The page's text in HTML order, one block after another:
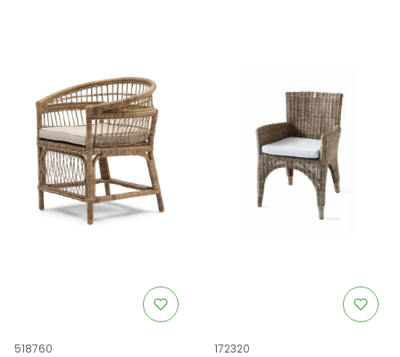
Kod produktu
518760 Kod produktu
172320